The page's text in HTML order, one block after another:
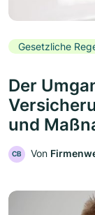
Gesetzliche
Der
und
CB Von